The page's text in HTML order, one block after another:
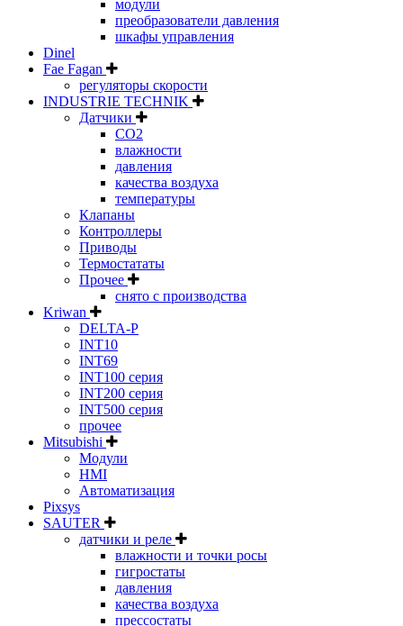
модули
преобразователи давления
шкафы управления
Dinel
Fae Fagan
регуляторы скорости
INDUSTRIE TECHNIK
Датчики
CO2
влажности
давления
качества воздуха
температуры
Клапаны
Контроллеры
Приводы
Термостататы
Прочее
снято с производства
Kriwan
DELTA-P
INT10
INT69
INT100 серия
INT200 серия
INT500 серия
прочее
Mitsubishi
Модули
HMI
Автоматизация
Pixsys
SAUTER
датчики и реле
влажности и точки росы
гигростаты
давления
качества воздуха
прессостаты